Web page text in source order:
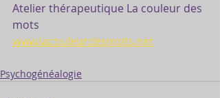
Atelier thérapeutique La couleur des
mots
www.lacouleurdesmots.net
Psychogénéalogie